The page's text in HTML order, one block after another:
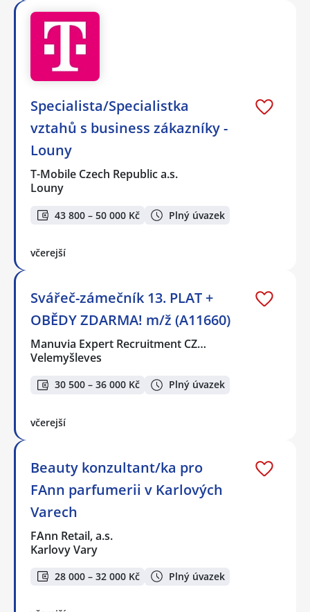
Specialista/Specialistka
vztahů s business zákazníky -
Louny
T-Mobile Czech Republic a.s.
Louny
43 800 – 50 000 Kč Plný úvazek
včerejší
Svářeč-zámečník 13. PLAT +
OBĚDY ZDARMA! m/ž (A11660)
Manuvia Expert Recruitment CZ…
Velemyšleves
30 500 – 36 000 Kč Plný úvazek
včerejší
Beauty konzultant/ka pro
FAnn parfumerii v Karlových
Varech
FAnn Retail, a.s.
Karlovy Vary
28 000 – 32 000 Kč Plný úvazek